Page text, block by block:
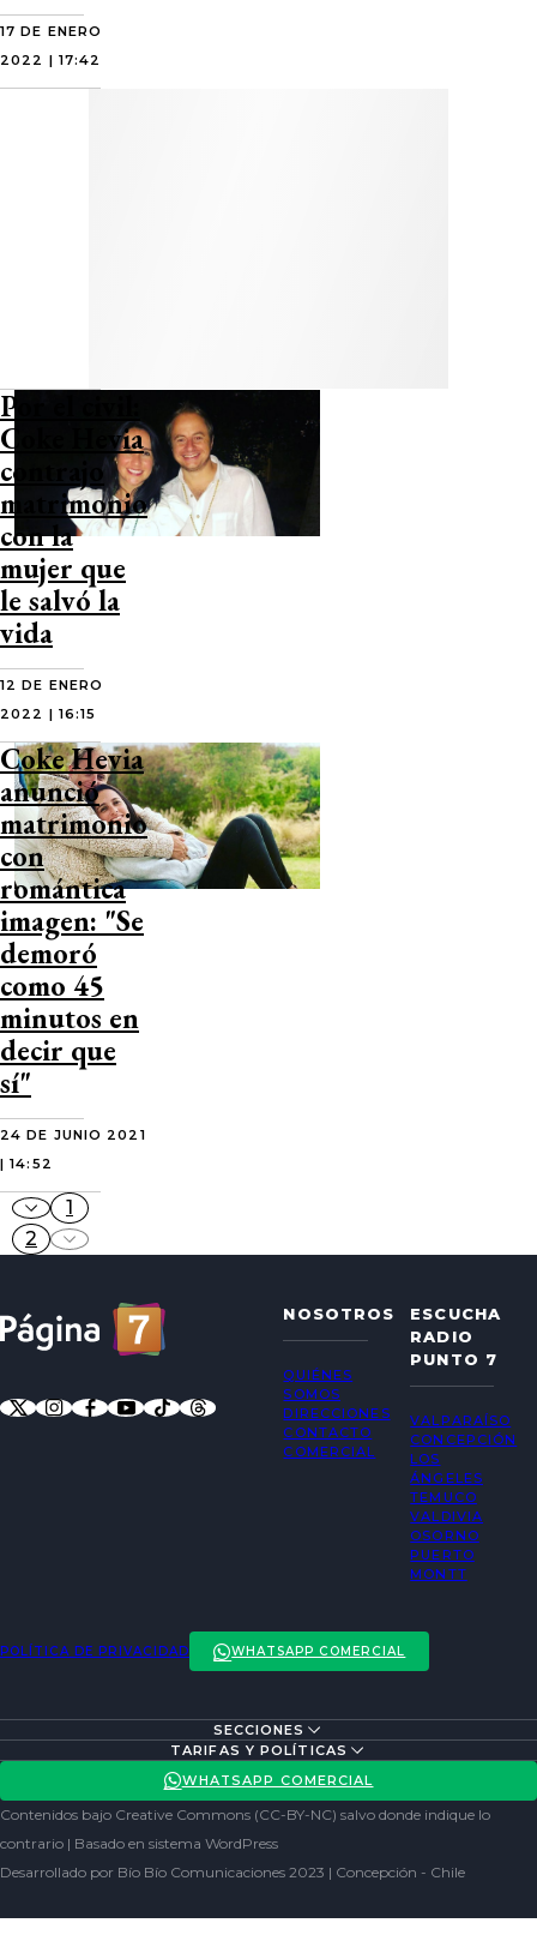
17 DE ENERO
2022 | 17:42
Por el civil:
Coke Hevia
contrajo
matrimonio
con la
mujer que
le salvó la
vida
12 DE ENERO
2022 | 16:15
Coke Hevia
anunció
matrimonio
con
romántica
imagen: "Se
demoró
como 45
minutos en
decir que
sí"
24 DE JUNIO 2021
| 14:52
1
2
NOSOTROS
QUIÉNES
SOMOS
DIRECCIONES
CONTACTO
COMERCIAL
ESCUCHA
RADIO
PUNTO 7
VALPARAÍSO
CONCEPCIÓN
LOS
ÁNGELES
TEMUCO
VALDIVIA
OSORNO
PUERTO
MONTT
POLÍTICA DE PRIVACIDAD WHATSAPP COMERCIAL
SECCIONES
ACTUALIDAD
REDES SOCIALES
TARIFAS Y POLÍTICAS
POLÍTICA DE PRIVACIDAD
WHATSAPP COMERCIAL
Contenidos bajo Creative Commons (CC-BY-NC) salvo donde indique lo
contrario | Basado en sistema WordPress
Desarrollado por Bío Bío Comunicaciones 2023 | Concepción - Chile